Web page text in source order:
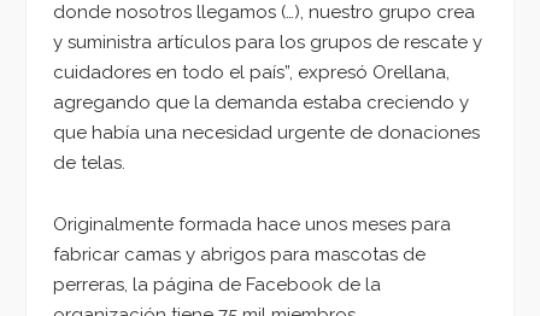
donde nosotros llegamos (…), nuestro grupo crea
y suministra artículos para los grupos de rescate y
cuidadores en todo el país”, expresó Orellana,
agregando que la demanda estaba creciendo y
que había una necesidad urgente de donaciones
de telas.
Originalmente formada hace unos meses para
fabricar camas y abrigos para mascotas de
perreras, la página de Facebook de la